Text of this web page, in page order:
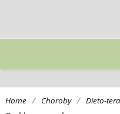
Home / Choroby / Dieto-